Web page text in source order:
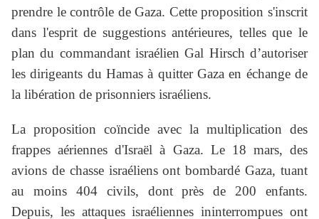
prendre le contrôle de Gaza. Cette proposition s'inscrit
dans l'esprit de suggestions antérieures, telles que le
plan du commandant israélien Gal Hirsch d’autoriser
les dirigeants du Hamas à quitter Gaza en échange de
la libération de prisonniers israéliens.
La proposition coïncide avec la multiplication des
frappes aériennes d'Israël à Gaza. Le 18 mars, des
avions de chasse israéliens ont bombardé Gaza, tuant
au moins 404 civils, dont près de 200 enfants.
Depuis, les attaques israéliennes ininterrompues ont